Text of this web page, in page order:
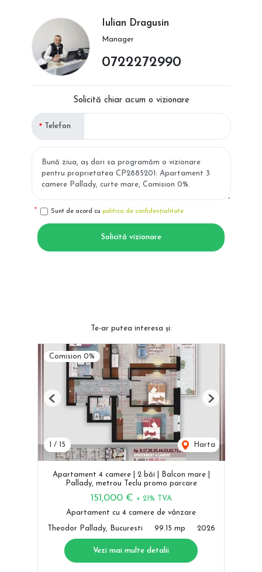
Iulian Dragusin
Manager
0722272990
Solicită chiar acum o vizionare
Telefon
Sunt de acord cu politica de confidențialitate
Solicită vizionare
Te-ar putea interesa și:
Comision 0%
/ 15 Harta
Previous Next
Apartament 4 camere | 2 băi | Balcon mare |
Pallady, metrou Teclu promo parcare
151,000 € + 21% TVA
Apartament cu 4 camere de vânzare
Theodor Pallady, Bucuresti 99.15 mp 2026
Vezi mai multe detalii